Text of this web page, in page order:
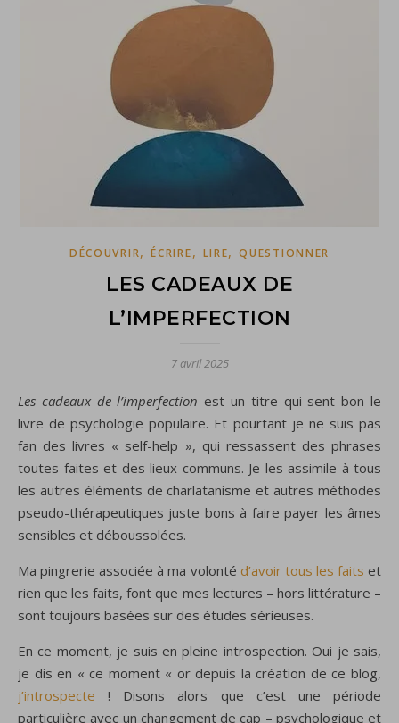
DÉCOUVRIR,ÉCRIRE, LIRE,QUESTIONNER
LES CADEAUX DE
L’IMPERFECTION
7 avril 2025
Les cadeaux de l’imperfection est un titre qui sent bon le
livre de psychologie populaire. Et pourtant je ne suis pas
fan des livres « self-help », qui ressassent des phrases
toutes faites et des lieux communs. Je les assimile à tous
les autres éléments de charlatanisme et autres méthodes
pseudo-thérapeutiques juste bons à faire payer les âmes
sensibles et déboussolées.
Ma pingrerie associée à ma volonté d’avoir tous les faits et
rien que les faits, font que mes lectures – hors littérature –
sont toujours basées sur des études sérieuses.
En ce moment, je suis en pleine introspection. Oui je sais,
je dis en « ce moment « or depuis la création de ce blog,
j’introspecte ! Disons alors que c’est une période
particulière avec un changement de cap – psychologique et